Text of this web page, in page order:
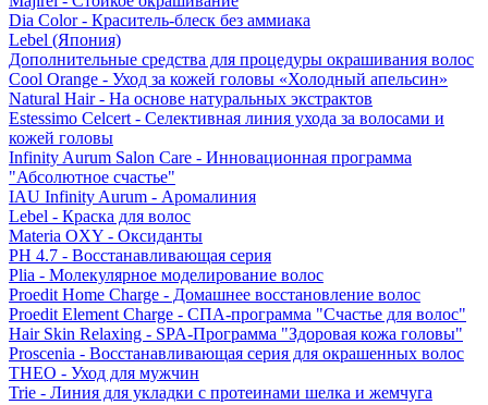
Dia Color - Краситель-блеск без аммиака
Lebel (Япония)
Дополнительные средства для процедуры окрашивания волос
Cool Orange - Уход за кожей головы «Холодный апельсин»
Natural Hair - На основе натуральных экстрактов
Estessimo Celcert - Селективная линия ухода за волосами и
кожей головы
Infinity Aurum Salon Care - Инновационная программа
"Абсолютное счастье"
IAU Infinity Aurum - Аромалиния
Lebel - Краска для волос
Materia OXY - Оксиданты
PH 4.7 - Восстанавливающая серия
Plia - Молекулярное моделирование волос
Proedit Home Charge - Домашнее восстановление волос
Proedit Element Charge - СПА-программа "Счастье для волос"
Hair Skin Relaxing - SPA-Программа "Здоровая кожа головы"
Proscenia - Восстанавливающая серия для окрашенных волос
THEO - Уход для мужчин
Trie - Линия для укладки с протеинами шелка и жемчуга